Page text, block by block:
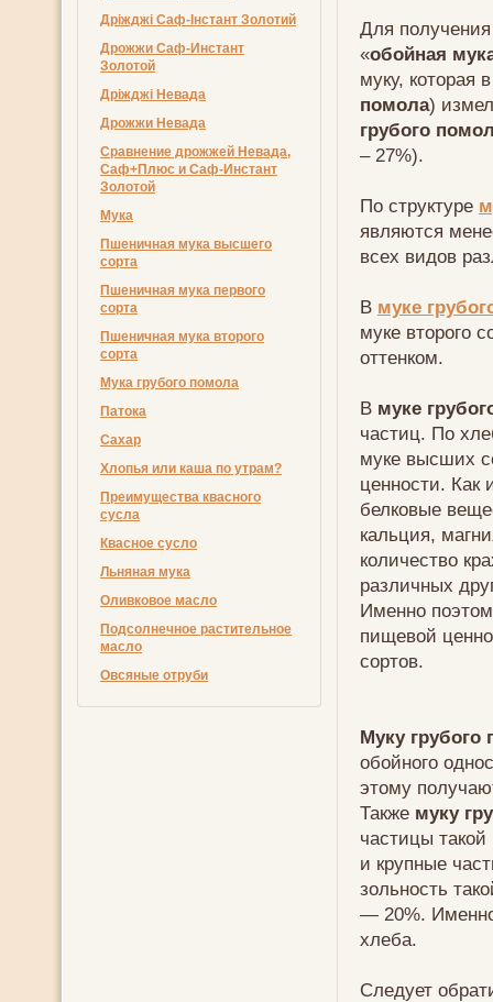
Дріжджі Саф-Інстант Золотий
Дрожжи Саф-Инстант
Золотой
Дріжджі Невада
Дрожжи Невада
Сравнение дрожжей Невада,
Саф+Плюс и Саф-Инстант
Золотой
Мука
Пшеничная мука высшего
сорта
Пшеничная мука первого
сорта
Пшеничная мука второго
сорта
Мука грубого помола
Патока
Сахар
Хлопья или каша по утрам?
Преимущества квасного
сусла
Квасное сусло
Льняная мука
Оливковое масло
Подсолнечное растительное
масло
Овсяные отруби
Для
«обойная
муку, которая
помола)
грубого
– 27%).
По структуре
являются
всех видов
В муке
муке второго
оттенком.
В муке
частиц. По
муке высших
ценности. Как
белковые
кальция,
количество
различных
Именно
пищевой
сортов.
Муку грубого
обойного
этому
Также муку
частицы
и крупные
зольность
— 20%.
хлеба.
Следует